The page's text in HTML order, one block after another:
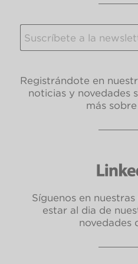
Registrándote en
noticias y novedades
más
Síguenos en
estar al dia de
novedades